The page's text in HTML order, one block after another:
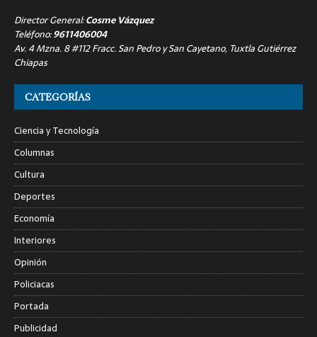
Director General:Cosme Vázquez
Teléfono:9611406004
Av. 4 Mzna. 8 #112 Fracc. San Pedro y San Cayetano, Tuxtla Gutiérrez
Chiapas
CATEGORÍAS
Ciencia y Tecnología
Columnas
Cultura
Deportes
Economía
Interiores
Opinión
Policiacas
Portada
Publicidad